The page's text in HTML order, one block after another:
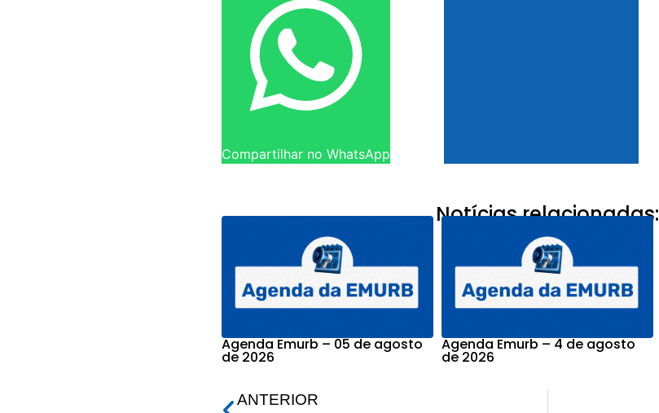
Compartilhar no WhatsApp
Notícias relacionadas:
Agenda Emurb – 05 de agosto
de 2026
Agenda Emurb – 4 de agosto
de 2026
ANTERIOR